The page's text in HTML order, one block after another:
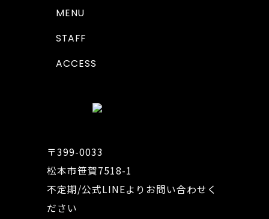
MENU
STAFF
ACCESS
〒399-0033
松本市笹賀7518-1
不定期/公式LINEよりお問い合わせく
ださい